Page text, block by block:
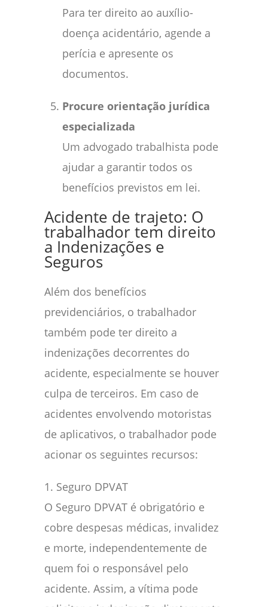
Para ter direito ao auxílio-
doença acidentário, agende a
perícia e apresente os
documentos.
Procure orientação jurídica
especializada
Um advogado trabalhista pode
ajudar a garantir todos os
benefícios previstos em lei.
Acidente de trajeto: O
trabalhador tem direito
a Indenizações e
Seguros
Além dos benefícios
previdenciários, o trabalhador
também pode ter direito a
indenizações decorrentes do
acidente, especialmente se houver
culpa de terceiros. Em caso de
acidentes envolvendo motoristas
de aplicativos, o trabalhador pode
acionar os seguintes recursos:
1. Seguro DPVAT
O Seguro DPVAT é obrigatório e
cobre despesas médicas, invalidez
e morte, independentemente de
quem foi o responsável pelo
acidente. Assim, a vítima pode